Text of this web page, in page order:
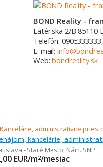
BOND Reality -
Laténska 2/B 85110
Telefón:
E-mail:
Web: bondreality.sk
- Staré Mesto, Nám. SNP
EUR/m2/mesiac